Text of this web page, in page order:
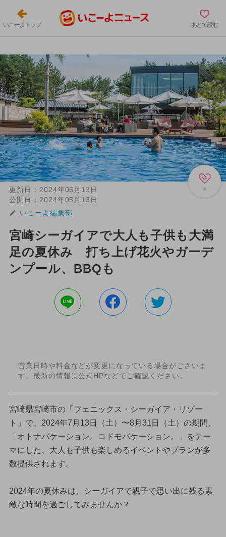
いこーよトップ あとで読む
4
更新日： 2024年05月13日
公開日： 2024年05月13日
いこーよ編集部
宮崎シーガイアで大人も子供も大満
足の夏休み 打ち上げ花火やガーデ
ンプール、BBQも
営業日時や料金などが変更になっている場合がございま
す。最新の情報は公式HPなどでご確認ください。
宮崎県宮崎市の「フェニックス・シーガイア・リゾー
ト」で、2024年7月13日（土）〜8月31日（土）の期間、
「オトナバケーション。コドモバケーション。」をテー
マにした、大人も子供も楽しめるイベントやプランが多
数提供されます。
2024年の夏休みは、シーガイアで親子で思い出に残る素
敵な時間を過ごしてみませんか？